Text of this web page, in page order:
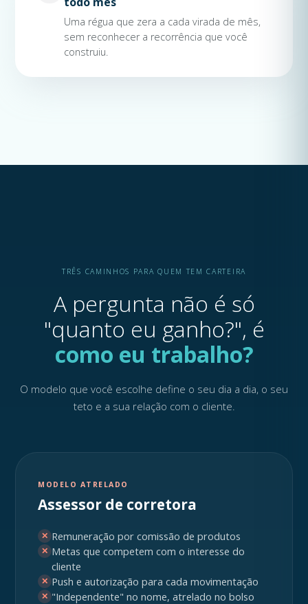
Uma régua que zera a cada virada de mês,
sem reconhecer a recorrência que você
construiu.
TRÊS CAMINHOS PARA QUEM TEM CARTEIRA
A pergunta não é só
"quanto eu ganho?", é
como eu trabalho?
O modelo que você escolhe define o seu dia a dia, o seu
teto e a sua relação com o cliente.
MODELO ATRELADO
Assessor de corretora
✕ Remuneração por comissão de produtos
✕ Metas que competem com o interesse do
cliente
✕ Push e autorização para cada movimentação
✕ "Independente" no nome, atrelado no bolso